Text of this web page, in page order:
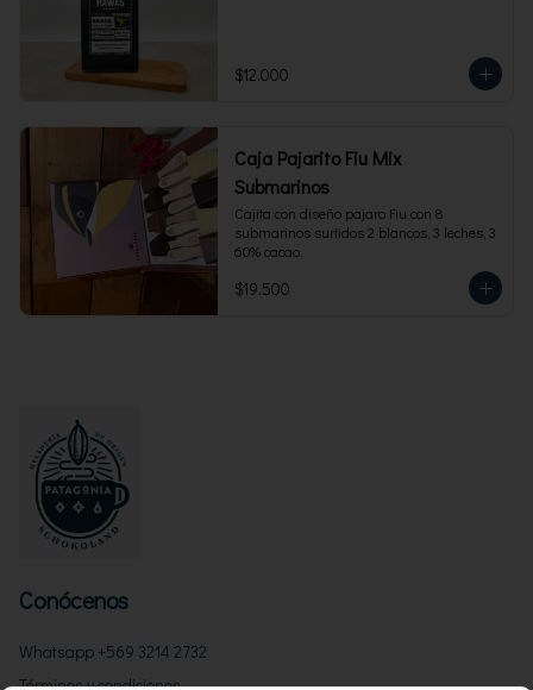
$12.000
Caja Pajarito Fiu Mix
Submarinos
Cajita con diseño pajaro Fiu con 8
submarinos surtidos 2 blancos, 3 leches, 3
60% cacao.
$19.500
Conócenos
Whatsapp +569 3214 2732
Términos y condiciones